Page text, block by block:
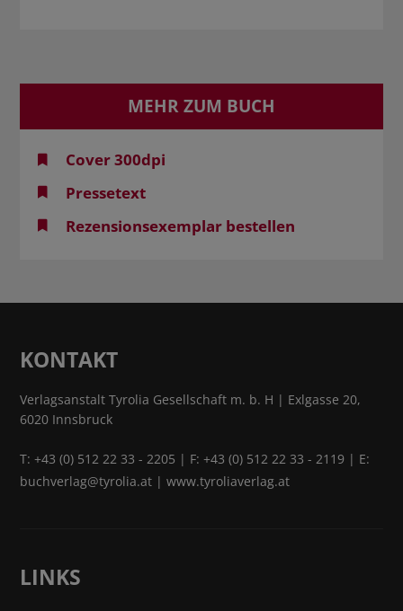
MEHR ZUM BUCH
Cover 300dpi
Pressetext
Rezensionsexemplar bestellen
KONTAKT
Verlagsanstalt Tyrolia Gesellschaft m. b. H | Exlgasse 20,
6020 Innsbruck
T:+43 (0) 512 22 33 - 2205 | F: +43 (0) 512 22 33 - 2119 | E:
buchverlag@tyrolia.at |www.tyroliaverlag.at
LINKS